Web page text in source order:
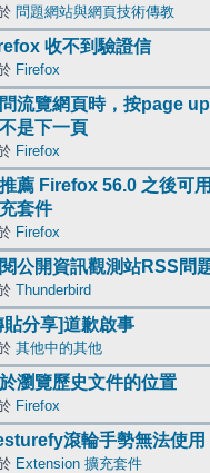
問題網站與網頁技術傳教
收不到驗證信
Firefox
流覽網頁時，按page up
是下一頁
Firefox
薦 Firefox 56.0 之後可
套件
Firefox
公開資訊觀測站RSS問
Thunderbird
貼分享]道歉啟事
其他中的其他
瀏覽歷史文件的位置
Firefox
滾輪手勢無法使用
Extension 擴充套件